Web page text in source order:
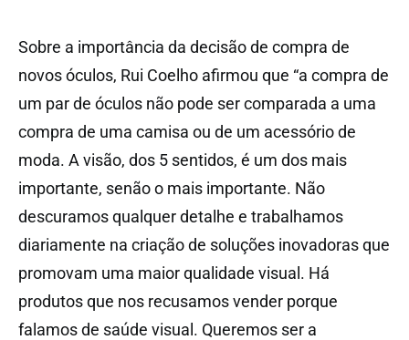
Sobre a importância da decisão de compra de
novos óculos, Rui Coelho afirmou que “a compra de
um par de óculos não pode ser comparada a uma
compra de uma camisa ou de um acessório de
moda. A visão, dos 5 sentidos, é um dos mais
importante, senão o mais importante. Não
descuramos qualquer detalhe e trabalhamos
diariamente na criação de soluções inovadoras que
promovam uma maior qualidade visual. Há
produtos que nos recusamos vender porque
falamos de saúde visual. Queremos ser a